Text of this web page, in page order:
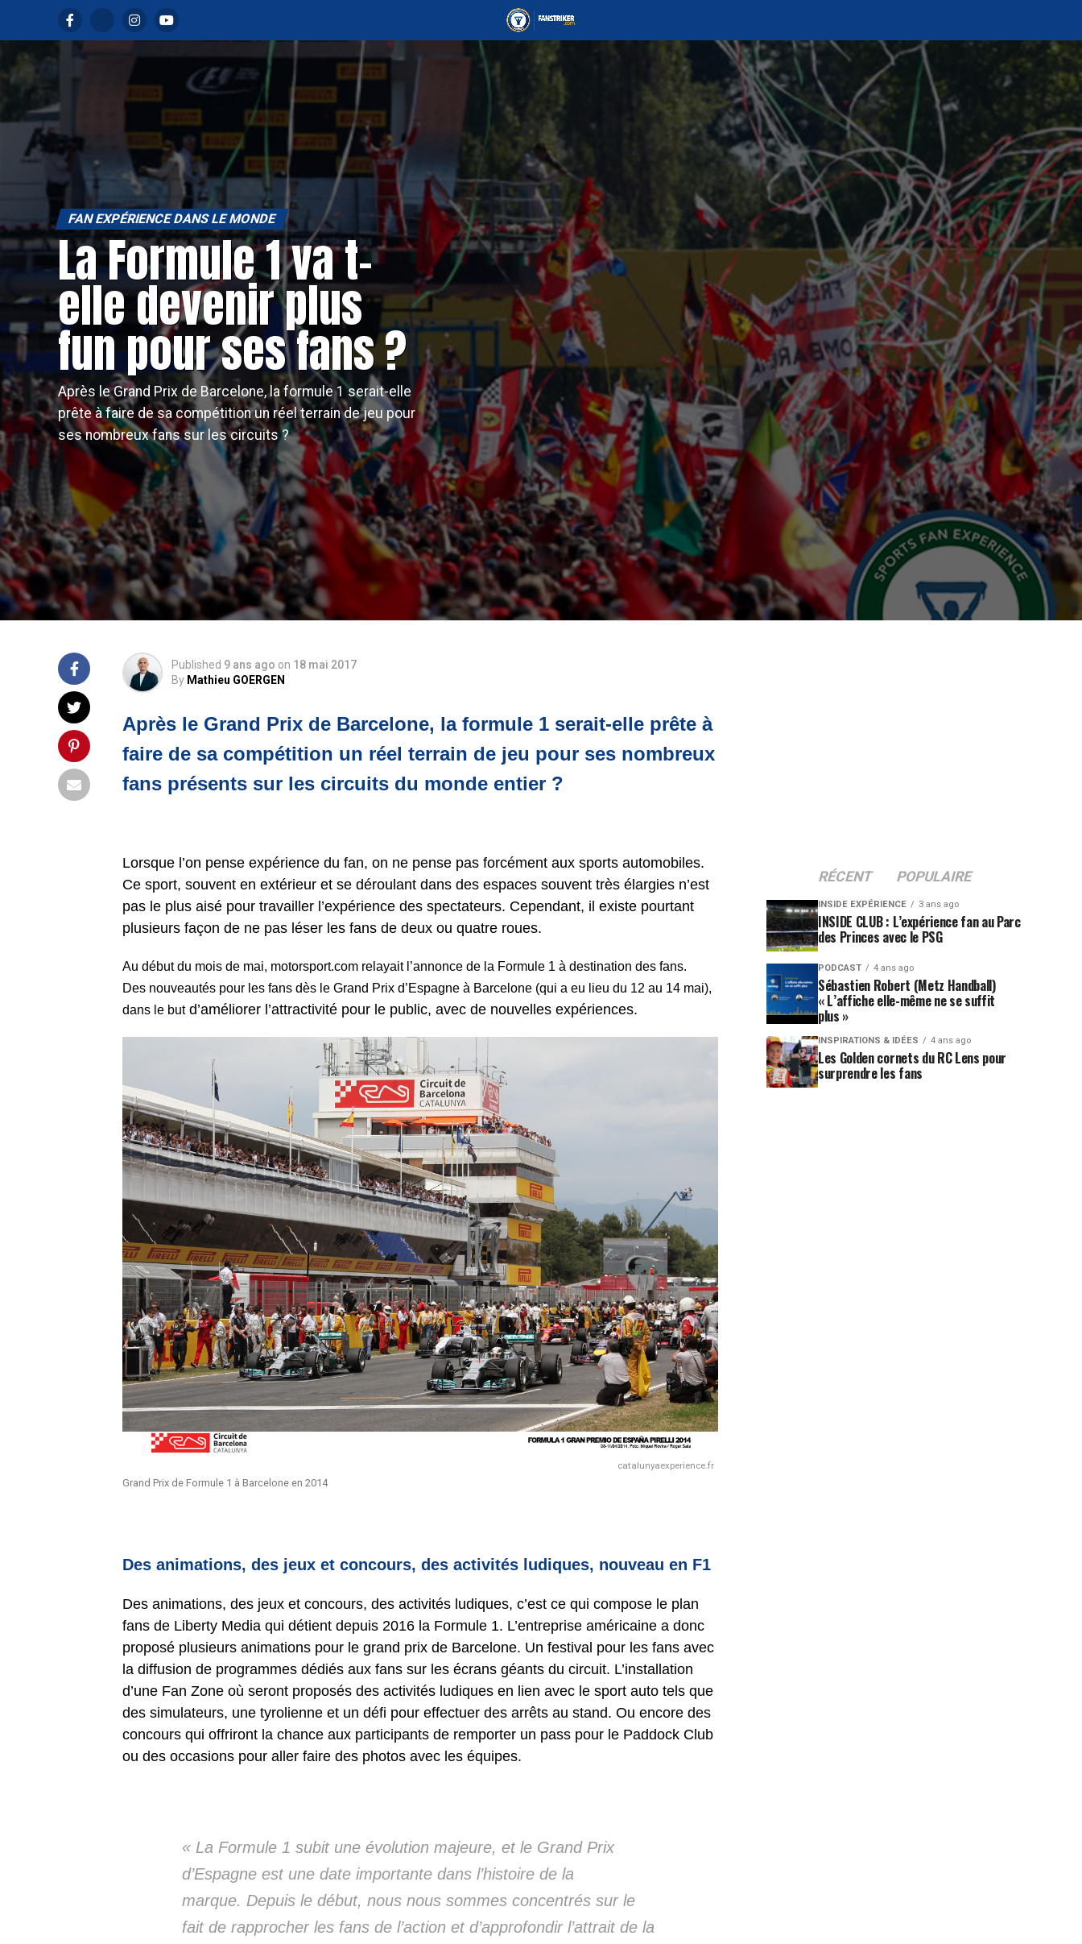
FAN EXPÉRIENCE DANS LE MONDE
La Formule 1 va t-
elle devenir plus
fun pour ses fans ?
Après le Grand Prix de Barcelone, la formule 1 serait-elle
prête à faire de sa compétition un réel terrain de jeu pour
ses nombreux fans sur les circuits ?
Published 9 ans ago on 18 mai 2017
By Mathieu GOERGEN
Après le Grand Prix de Barcelone, la formule 1 serait-elle prête à
faire de sa compétition un réel terrain de jeu pour ses nombreux
fans présents sur les circuits du monde entier ?
Lorsque l’on pense expérience du fan, on ne pense pas forcément aux sports automobiles.
Ce sport, souvent en extérieur et se déroulant dans des espaces souvent très élargies n’est
pas le plus aisé pour travailler l’expérience des spectateurs. Cependant, il existe pourtant
plusieurs façon de ne pas léser les fans de deux ou quatre roues.
Au début du mois de mai, motorsport.com relayait l’annonce de la Formule 1 à destination des fans.
Des nouveautés pour les fans dès le Grand Prix d’Espagne à Barcelone (qui a eu lieu du 12 au 14 mai),
dans le butd’améliorer l’attractivité pour le public, avec de nouvelles expériences.
catalunyaexperience.fr
Grand Prix de Formule 1 à Barcelone en 2014
Des animations, des jeux et concours, des activités ludiques, nouveau en F1
Des animations, des jeux et concours, des activités ludiques, c’est ce qui compose le plan
fans de Liberty Media qui détient depuis 2016 la Formule 1. L’entreprise américaine a donc
proposé plusieurs animations pour le grand prix de Barcelone. Un festival pour les fans avec
la diffusion de programmes dédiés aux fans sur les écrans géants du circuit. L’installation
d’une Fan Zone où seront proposés des activités ludiques en lien avec le sport auto tels que
des simulateurs, une tyrolienne et un défi pour effectuer des arrêts au stand. Ou encore des
concours qui offriront la chance aux participants de remporter un pass pour le Paddock Club
ou des occasions pour aller faire des photos avec les équipes.
« La Formule 1 subit une évolution majeure, et le Grand Prix
d’Espagne est une date importante dans l’histoire de la
marque. Depuis le début, nous nous sommes concentrés sur le
fait de rapprocher les fans de l’action et d’approfondir l’attrait de la
RÉCENT POPULAIRE
INSIDE EXPÉRIENCE 3 ans ago
INSIDE CLUB : L’expérience fan au Parc
des Princes avec le PSG
PODCAST 4 ans ago
Sébastien Robert (Metz Handball)
« L’affiche elle-même ne se suffit
plus »
INSPIRATIONS & IDÉES 4 ans ago
Les Golden cornets du RC Lens pour
surprendre les fans